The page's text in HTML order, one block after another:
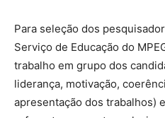
Para seleção dos
Serviço de Educação do
trabalho em grupo dos
liderança, motivação,
apresentação dos trabalhos)